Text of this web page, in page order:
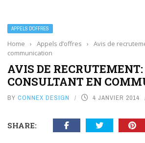
APPELS D’OFFRES
Home › Appels d’offres ›
Avis de
communication
AVIS DE RECRUTEMENT:
CONSULTANT EN
BY CONNEX DESIGN 4 JANVIER 2014
SHARE: